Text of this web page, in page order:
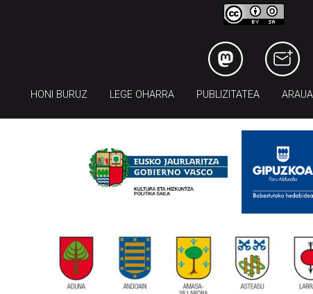
HONI BURUZ LEGE OHARRA PUBLIZITATEA